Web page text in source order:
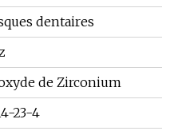
dentaires
de Zirconium
23-4